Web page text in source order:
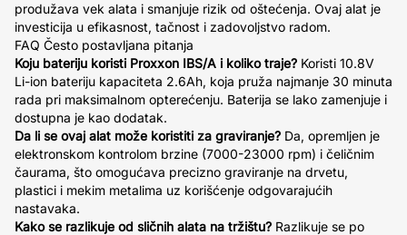
produžava vek alata i smanjuje rizik od oštećenja. Ovaj alat je
investicija u efikasnost, tačnost i zadovoljstvo radom.
FAQ Često postavljana pitanja
Koju bateriju koristi Proxxon IBS/A i koliko traje? Koristi 10.8V
Li-ion bateriju kapaciteta 2.6Ah, koja pruža najmanje 30 minuta
rada pri maksimalnom opterećenju. Baterija se lako zamenjuje i
dostupna je kao dodatak.
Da li se ovaj alat može koristiti za graviranje? Da, opremljen je
elektronskom kontrolom brzine (7000-23000 rpm) i čeličnim
čaurama, što omogućava precizno graviranje na drvetu,
plastici i mekim metalima uz korišćenje odgovarajućih
nastavaka.
Kako se razlikuje od sličnih alata na tržištu? Razlikuje se po